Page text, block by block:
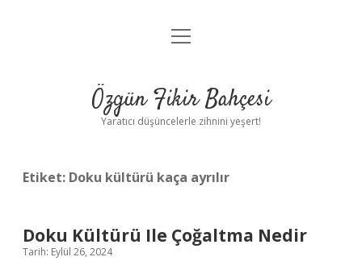
Anasayfa
Yasal Uyarı
menüyü
Özgün Fikir Bahçesi
Yaratıcı düşüncelerle zihnini yeşert!
Etiket: Doku kültürü kaça ayrılır
Doku Kültürü Ile Çoğaltma Nedir
Tarih: Eylül 26, 2024